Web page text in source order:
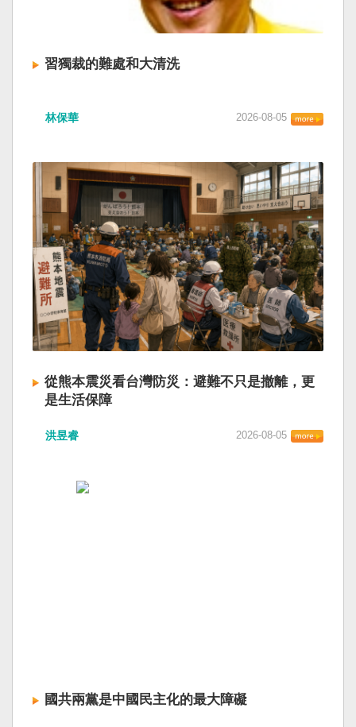
習獨裁的難處和大清洗
林保華 2026-08-05
從熊本震災看台灣防災：避難不只是撤離，更
是生活保障
洪昱睿 2026-08-05
國共兩黨是中國民主化的最大障礙